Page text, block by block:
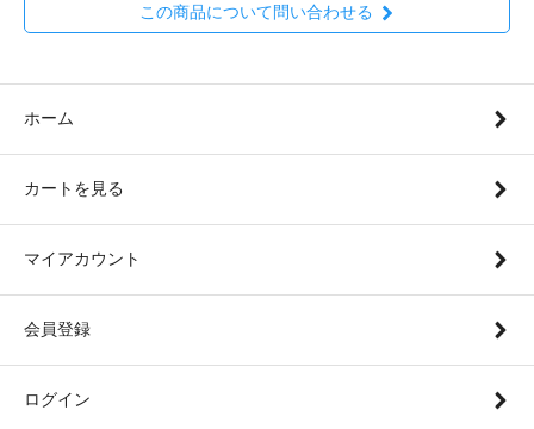
この商品について問い合わせる
ホーム
カートを見る
マイアカウント
会員登録
ログイン